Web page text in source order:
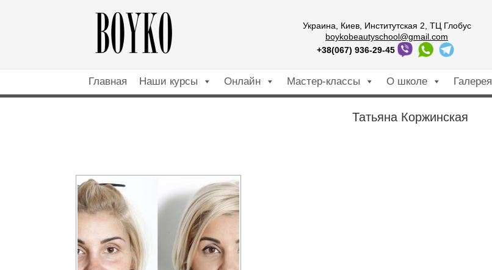
Украина, Киев, Институтская 2, ТЦ Глобус
boykobeautyschool@gmail.com
+38(067) 936-29-45
Главная Наши курсы Онлайн Мастер-классы О школе Галерея
Татьяна Коржинская